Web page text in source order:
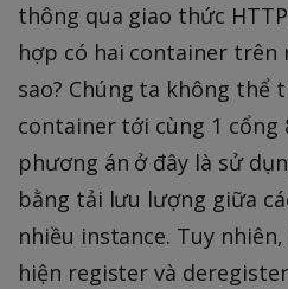
thông qua giao thức
hợp có hai container trên
sao? Chúng ta không thể
container tới cùng 1 cổng
phương án ở đây là sử
bằng tải lưu lượng giữa
nhiều instance. Tuy
hiện register và